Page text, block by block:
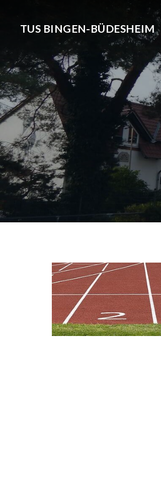
TUS BINGEN-BÜDESHEIM